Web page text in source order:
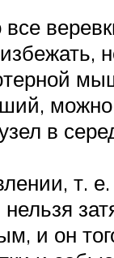
можно
в
т.
и он